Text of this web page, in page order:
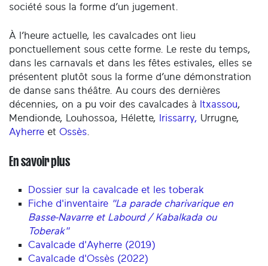
société sous la forme d’un jugement.
À l’heure actuelle, les cavalcades ont lieu
ponctuellement sous cette forme. Le reste du temps,
dans les carnavals et dans les fêtes estivales, elles se
présentent plutôt sous la forme d’une démonstration
de danse sans théâtre. Au cours des dernières
décennies, on a pu voir des cavalcades à Itxassou,
Mendionde, Louhossoa, Hélette,
Irissarry, Urrugne,
Ayherre et Ossès
En savoir plus
Dossier sur la cavalcade et les toberak
Fiche d'inventaire "La parade charivarique en
Basse-Navarre et Labourd / Kabalkada ou
Toberak"
Cavalcade d'Ayherre (2019)
Cavalcade d'Ossès (2022)